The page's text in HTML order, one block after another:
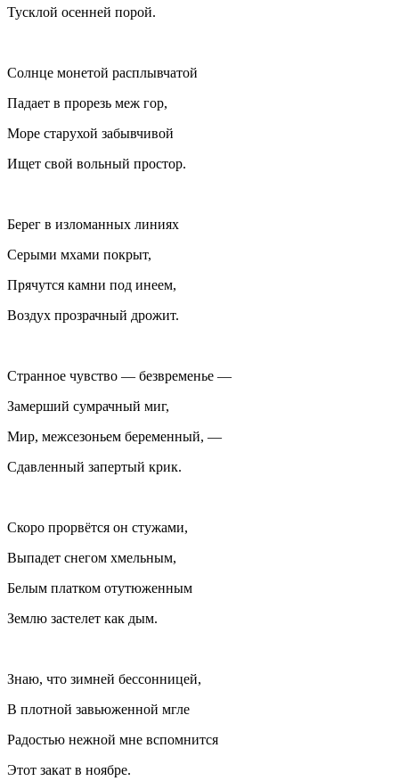
Тусклой осенней порой.
Солнце монетой расплывчатой
Падает в прорезь меж гор,
Море старухой забывчивой
Ищет свой вольный простор.
Берег в изломанных линиях
Серыми мхами покрыт,
Прячутся камни под инеем,
Воздух прозрачный дрожит.
Странное чувство — безвременье —
Замерший сумрачный миг,
Мир, межсезоньем беременный, —
Сдавленный запертый крик.
Скоро прорвётся он стужами,
Выпадет снегом хмельным,
Белым платком отутюженным
Землю застелет как дым.
Знаю, что зимней бессонницей,
В плотной завьюженной мгле
Радостью нежной мне вспомнится
Этот закат в ноябре.